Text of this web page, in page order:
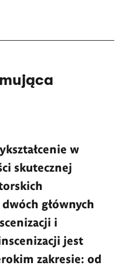
w
skutecznej
głównych
i
jest
zakresie: od